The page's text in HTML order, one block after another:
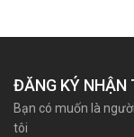
ĐĂNG KÝ NHẬN
Bạn có muốn là
tôi